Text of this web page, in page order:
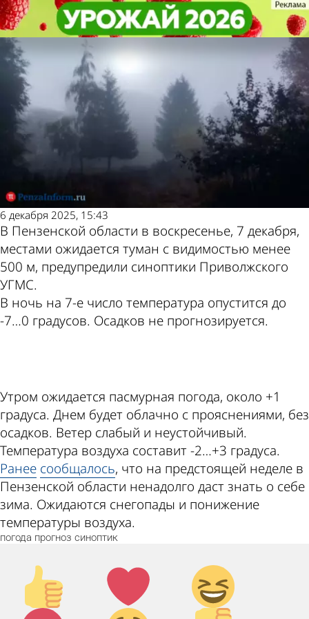
7 декабря в Пензенской области
ожидается туман
Общество
6 декабря 2025, 15:43
В Пензенской области в воскресенье, 7 декабря,
местами ожидается туман с видимостью менее
500 м, предупредили синоптики Приволжского
УГМС.
В ночь на 7-е число температура опустится до
-7…0 градусов. Осадков не прогнозируется.
Утром ожидается пасмурная погода, около +1
градуса. Днем будет облачно с прояснениями, без
осадков. Ветер слабый и неустойчивый.
Температура воздуха составит -2…+3 градуса.
Ранее сообщалось, что на предстоящей неделе в
Пензенской области ненадолго даст знать о себе
зима. Ожидаются снегопады и понижение
температуры воздуха.
погода прогноз синоптик
Палец
вверх!
Лайк!
Дикий
смех!
7 декабря в Пензенской области
ожидается туман
Общество
Другие новости по
теме
Погода и курсы валют
в Пензе